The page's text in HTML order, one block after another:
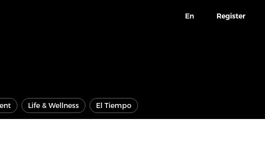
En Register
Life & Wellness El Tiempo